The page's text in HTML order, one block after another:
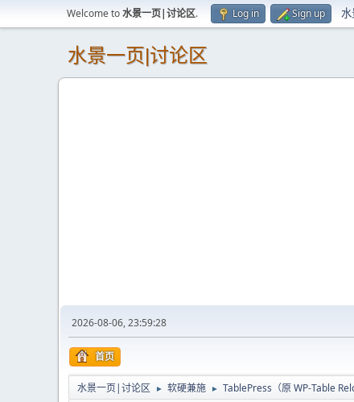
Welcome to水景一页|讨论区. Log in Sign up
水景一页|讨论区
2026-08-06, 23:59:28
首页
水景一页|讨论区 ► 软硬兼施 ► TablePress（原 WP-Table